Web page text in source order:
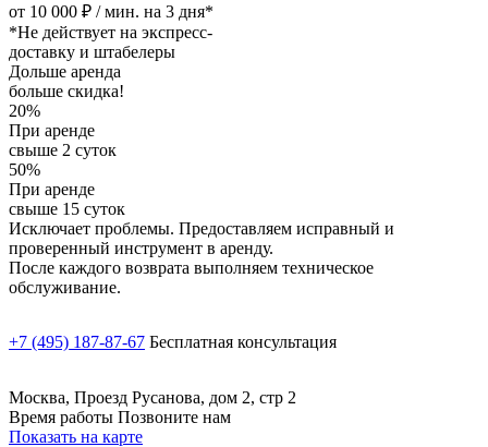
от 10 000 ₽ / мин. на 3 дня*
*Не действует на экспресс-
доставку и штабелеры
Дольше аренда
больше скидка!
20%
При аренде
свыше 2 суток
50%
При аренде
свыше 15 суток
Исключает проблемы. Предоставляем исправный и
проверенный инструмент в аренду.
После каждого возврата выполняем техническое
обслуживание.
+7 (495) 187-87-67 Бесплатная консультация
Москва, Проезд Русанова, дом 2, стр 2
Время работы Позвоните нам
Показать на карте